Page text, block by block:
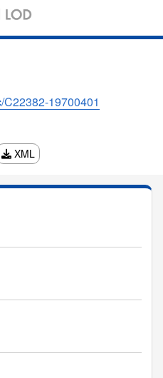
C22382-19700401
XML